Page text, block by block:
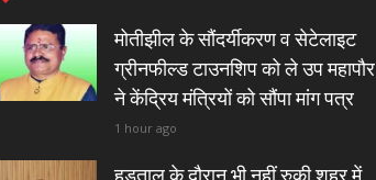
मोतीझील के सौंदर्यीकरण व सेटेलाइट
ग्रीनफील्ड टाउनशिप को ले उप महापौर
ने केंद्रिय मंत्रियों को सौंपा मांग पत्र
1 hour ago
हड़ताल के दौरान भी नहीं रुकी शहर में